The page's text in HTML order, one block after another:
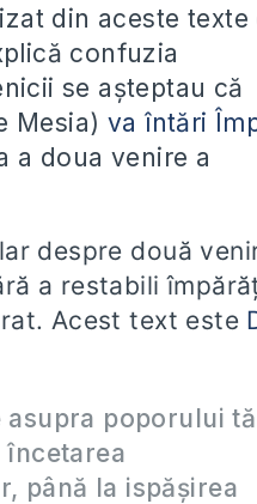
din aceste texte
confuzia
se așteptau că
Mesia) va întări
a doua venire a
despre două
a restabili
Acest text este
asupra poporului
încetarea
până la ispășirea